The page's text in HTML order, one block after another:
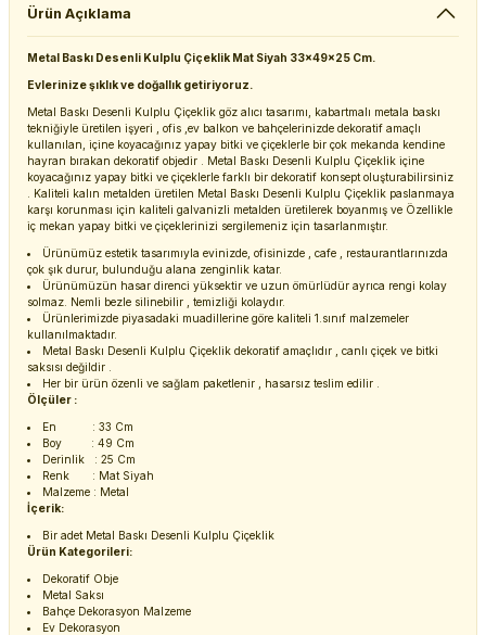
Ürün Açıklama
Metal Baskı Desenli Kulplu Çiçeklik Mat Siyah 33x49x25 Cm.
Evlerinize şıklık ve doğallık getiriyoruz.
Metal Baskı Desenli Kulplu Çiçeklik göz alıcı tasarımı, kabartmalı metala baskı
tekniğiyle üretilen işyeri , ofis ,ev balkon ve bahçelerinizde dekoratif amaçlı
kullanılan, içine koyacağınız yapay bitki ve çiçeklerle bir çok mekanda kendine
hayran bırakan dekoratif objedir . Metal Baskı Desenli Kulplu Çiçeklik içine
koyacağınız yapay bitki ve çiçeklerle farklı bir dekoratif konsept oluşturabilirsiniz
. Kaliteli kalın metalden üretilen Metal Baskı Desenli Kulplu Çiçeklik paslanmaya
karşı korunması için kaliteli galvanizli metalden üretilerek boyanmış ve Özellikle
iç mekan yapay bitki ve çiçeklerinizi sergilemeniz için tasarlanmıştır.
Ürünümüz estetik tasarımıyla evinizde, ofisinizde , cafe , restaurantlarınızda
çok şık durur, bulunduğu alana zenginlik katar.
Ürünümüzün hasar direnci yüksektir ve uzun ömürlüdür ayrıca rengi kolay
solmaz. Nemli bezle silinebilir , temizliği kolaydır.
Ürünlerimizde piyasadaki muadillerine göre kaliteli 1.sınıf malzemeler
kullanılmaktadır.
Metal Baskı Desenli Kulplu Çiçeklik dekoratif amaçlıdır , canlı çiçek ve bitki
saksısı değildir .
Her bir ürün özenli ve sağlam paketlenir , hasarsız teslim edilir .
Ölçüler :
En : 33 Cm
Boy : 49 Cm
Derinlik : 25 Cm
Renk : Mat Siyah
Malzeme : Metal
İçerik:
Bir adet Metal Baskı Desenli Kulplu Çiçeklik
Ürün Kategorileri:
Dekoratif Obje
Metal Saksı
Bahçe Dekorasyon Malzeme
Ev Dekorasyon